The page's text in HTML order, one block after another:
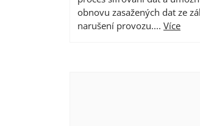
obnovu zasažených dat ze
narušení provozu.... Více